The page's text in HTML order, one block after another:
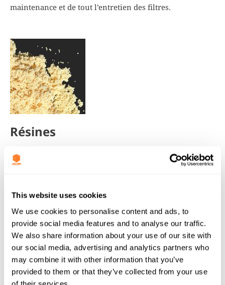
This website uses cookies
We use cookies to personalise content and ads, to
provide social media features and to analyse our traffic.
We also share information about your use of our site with
our social media, advertising and analytics partners who
may combine it with other information that you’ve
provided to them or that they’ve collected from your use
maintenance et de tout l’entretien des filtres.
Résines
avec les résines échangeuses d’ions de notre